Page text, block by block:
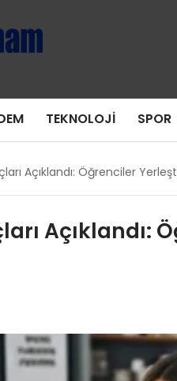
TEKNOLOJI SPOR
Açıklandı: Öğrenciler